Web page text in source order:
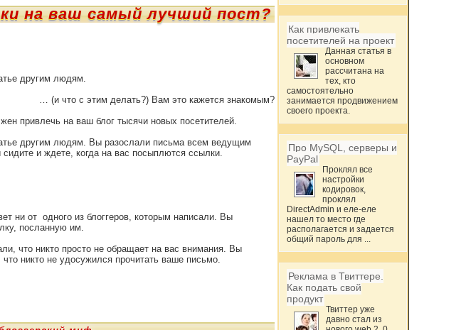
на ваш самый лучший пост?
другим людям.
… (и что с этим делать?) Вам это кажется знакомым?
привлечь на ваш блог тысячи новых посетителей.
другим людям. Вы разослали письма всем ведущим
и ждете, когда на вас посыплются ссылки.
ни от одного из блоггеров, которым написали. Вы
посланную им.
что никто просто не обращает на вас внимания. Вы
никто не удосужился прочитать ваше письмо.
Как привлекать
посетителей на проект
Данная статья в
основном
рассчитана на
тех, кто
самостоятельно
занимается продвижением
своего проекта.
Про MySQL, серверы и
PayPal
Проклял все
настройки
кодировок,
проклял
DirectAdmin и еле-еле
нашел то место где
располагается и задается
общий пароль для ...
Реклама в Твиттере.
Как подать свой
продукт
Твиттер уже
давно стал из